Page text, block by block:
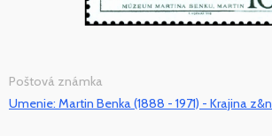
Poštová známka
Umenie: Martin Benka (1888 - 1971) - Krajina